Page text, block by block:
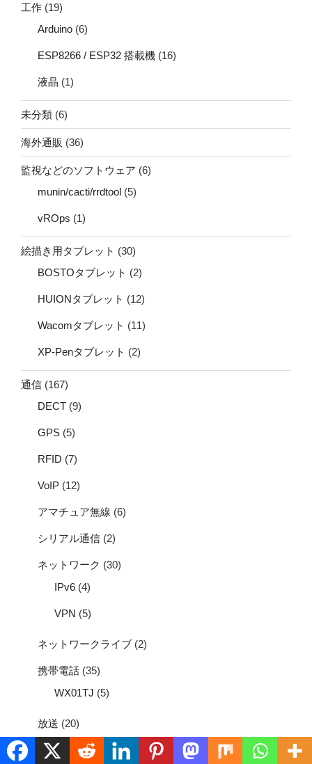
工作 (19)
Arduino (6)
ESP8266 / ESP32 搭載機 (16)
液晶 (1)
未分類 (6)
海外通販 (36)
監視などのソフトウェア (6)
munin/cacti/rrdtool (5)
vROps (1)
絵描き用タブレット (30)
BOSTOタブレット (2)
HUIONタブレット (12)
Wacomタブレット (11)
XP-Penタブレット (2)
通信 (167)
DECT (9)
GPS (5)
RFID (7)
VoIP (12)
アマチュア無線 (6)
シリアル通信 (2)
ネットワーク (30)
IPv6 (4)
VPN (5)
ネットワークライブ (2)
携帯電話 (35)
WX01TJ (5)
放送 (20)
無線LAN(11)